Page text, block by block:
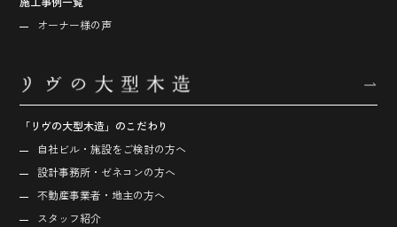
オーナー様の声
「リヴの大型木造」のこだわり
自社ビル・施設をご検討の方へ
設計事務所・ゼネコンの方へ
不動産事業者・地主の方へ
スタッフ紹介